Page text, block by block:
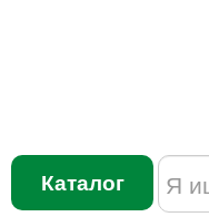
Каталог